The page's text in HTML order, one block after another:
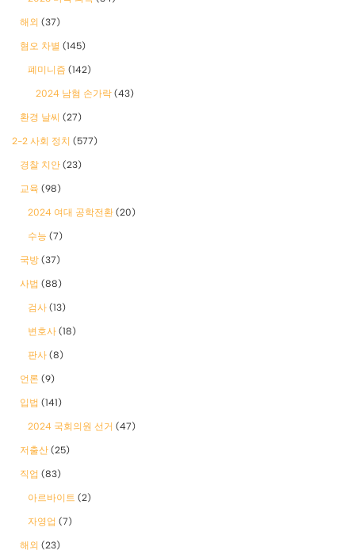
해외 (37)
혐오 차별 (145)
폐미니즘 (142)
2024 남혐 손가락 (43)
환경 날씨 (27)
2-2 사회 정치 (577)
경찰 치안 (23)
교육 (98)
2024 여대 공학전환 (20)
수능 (7)
국방 (37)
사법 (88)
검사 (13)
변호사 (18)
판사 (8)
언론 (9)
입법 (141)
2024 국회의원 선거 (47)
저출산 (25)
직업 (83)
아르바이트 (2)
자영업 (7)
해외 (23)